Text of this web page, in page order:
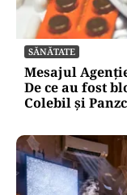
SĂNĂTATE
Mesajul
De ce au fost
Colebil și